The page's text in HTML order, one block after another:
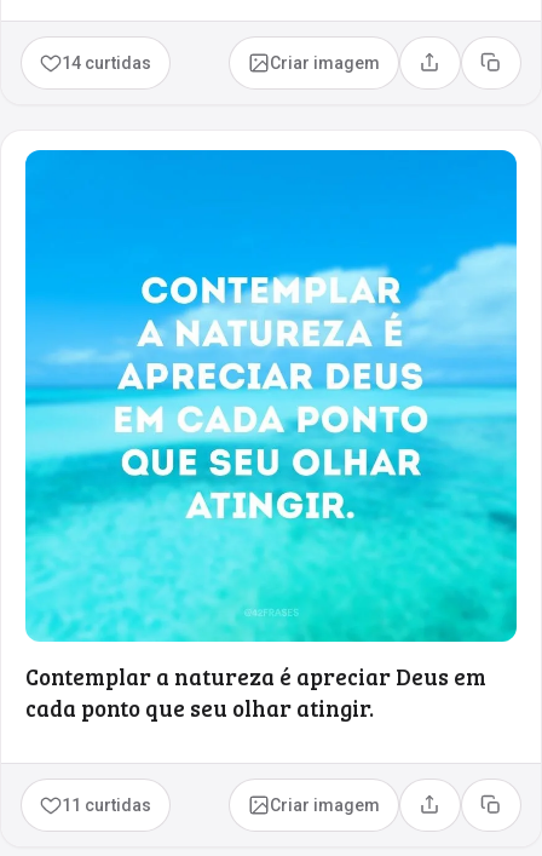
14 curtidas Criar imagem Compartilhar
Copiar
Contemplar a natureza é apreciar Deus em
cada ponto que seu olhar atingir.
11 curtidas Criar imagem Compartilhar
Copiar